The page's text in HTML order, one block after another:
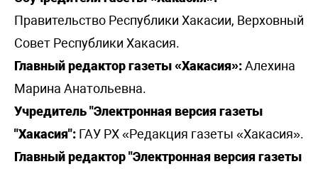
Правительство Республики Хакасии, Верховный
Совет Республики Хакасия.
Главный редактор газеты «Хакасия»:Алехина
Марина Анатольевна.
Учредитель "Электронная версия газеты
"Хакасия": ГАУ РХ «Редакция газеты «Хакасия».
Главный редактор "Электронная версия газеты